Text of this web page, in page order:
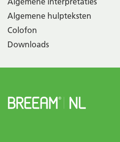
Algemene hulpteksten
Colofon
Downloads